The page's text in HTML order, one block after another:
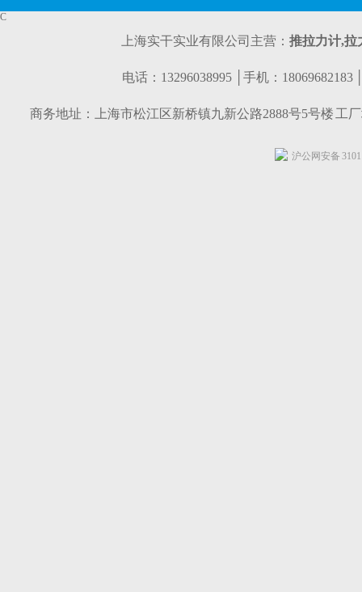
C
上海实干实业有限公司主营： 推拉力计,拉
电话：13296038995 │手机：
商务地址：上海市松江区新桥镇九新公路2888号5号楼 工
沪公网安备